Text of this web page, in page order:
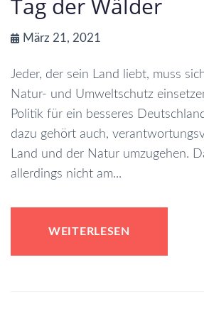
Tag der Wälder
März 21, 2021
Jeder, der sein Land liebt, muss
Natur- und Umweltschutz
Politik für ein besseres
dazu gehört auch,
Land und der Natur umzugehen.
allerdings nicht am...
WEITERLESEN